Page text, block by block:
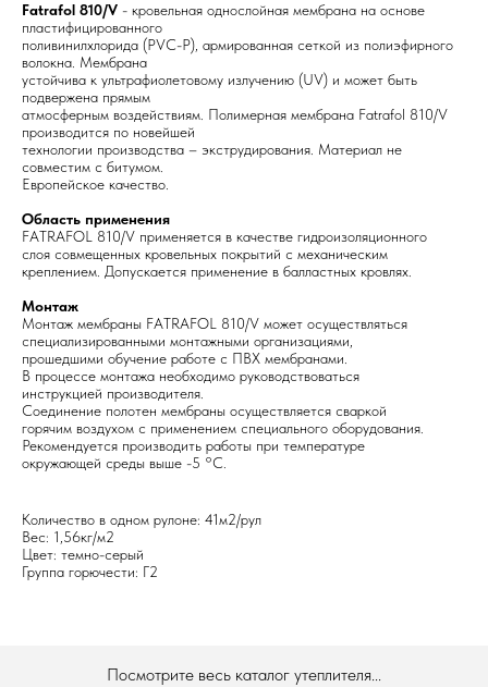
Fatrafol 810/V - кровельная однослойная мембрана на основе
пластифицированного
поливинилхлорида (PVC-P), армированная сеткой из полиэфирного
волокна. Мембрана
устойчива к ультрафиолетовому излучению (UV) и может быть
подвержена прямым
атмосферным воздействиям. Полимерная мембрана Fatrafol 810/V
производится по новейшей
технологии производства – экструдирования. Материал не
совместим с битумом.
Европейское качество.
Область применения
FATRAFOL 810/V применяется в качестве гидроизоляционного
слоя совмещенных кровельных покрытий с механическим
креплением. Допускается применение в балластных кровлях.
Монтаж
Монтаж мембраны FATRAFOL 810/V может осуществляться
специализированными монтажными организациями,
прошедшими обучение работе с ПВХ мембранами.
В процессе монтажа необходимо руководствоваться
инструкцией производителя.
Соединение полотен мембраны осуществляется сваркой
горячим воздухом с применением специального оборудования.
Рекомендуется производить работы при температуре
окружающей среды выше -5 °C.
Количество в одном рулоне: 41м2/рул
Вес: 1,56кг/м2
Цвет: темно-серый
Группа горючести: Г2
Посмотрите весь каталог утеплителя...